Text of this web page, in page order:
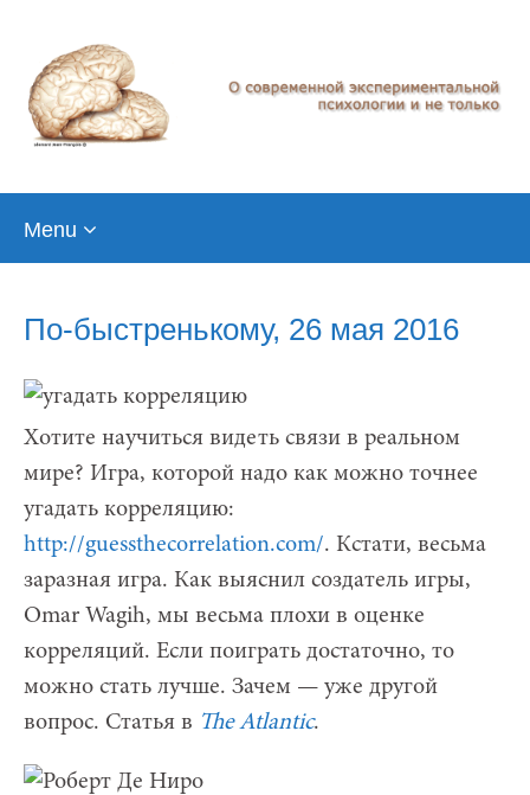
Menu
По-быстренькому, 26 мая 2016
Хотите научиться видеть связи в реальном
мире? Игра, которой надо как можно точнее
угадать корреляцию:
http://guessthecorrelation.com/. Кстати, весьма
заразная игра. Как выяснил создатель игры,
Omar Wagih, мы весьма плохи в оценке
корреляций. Если поиграть достаточно, то
можно стать лучше. Зачем — уже другой
вопрос. Статья в The Atlantic.